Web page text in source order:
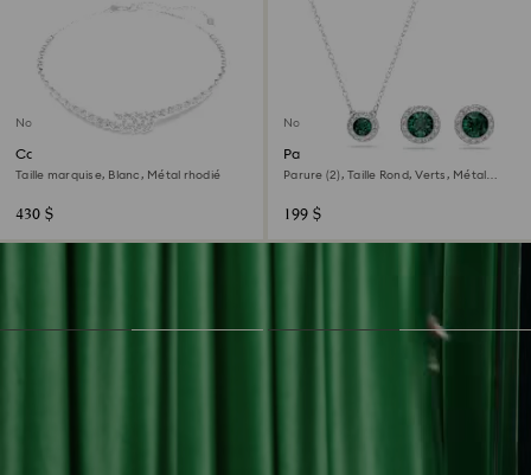
Nouveau
Collier Mesmera
Taille marquise, Blanc, Métal rhodié
430 $
Nouveau
Parure Una Angelic
Parure (2), Taille Rond, Verts, Métal
199 $